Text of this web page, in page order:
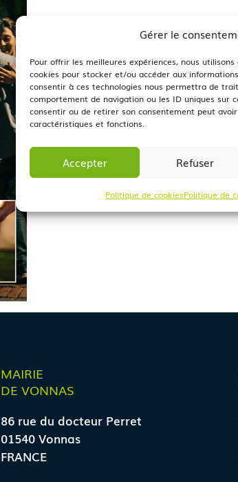
Gérer le
Pour offrir les meilleures expériences, nous
cookies pour stocker et/ou accéder aux
consentir à ces technologies nous permettra de
comportement de navigation ou les ID uniques sur
consentir ou de retirer son consentement peut
caractéristiques et fonctions.
Accepter Refuser
Politique de cookiesPolitique de
MAIRIE
DE VONNAS
86 rue du docteur Perret
01540 Vonnas
FRANCE